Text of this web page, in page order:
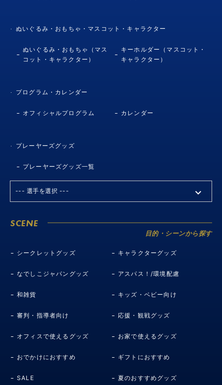
ぬいぐるみ・おもちゃ・マスコット・キャラクター
ぬいぐるみ・おもちゃ（マス
コット・キャラクター）
キーホルダー（マスコット・
キャラクター）
プログラム・カレンダー
オフィシャルプログラム カレンダー
プレーヤーズグッズ
プレーヤーズグッズ一覧
SCENE
目的・シーンから探す
シークレットグッズ キャラクターグッズ
なでしこジャパングッズ アスパス！/環境配慮
和雑貨 キッズ・ベビー向け
審判・指導者向け 応援・観戦グッズ
オフィスで使えるグッズ お家で使えるグッズ
おでかけにおすすめ ギフトにおすすめ
SALE 夏のおすすめグッズ